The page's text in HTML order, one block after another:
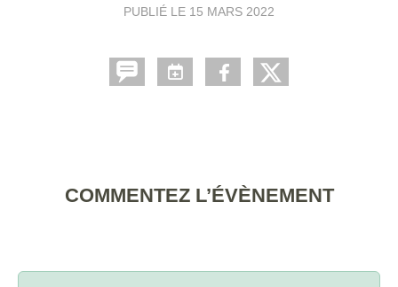
PUBLIÉ LE 15 MARS 2022
COMMENTEZ L’ÉVÈNEMENT